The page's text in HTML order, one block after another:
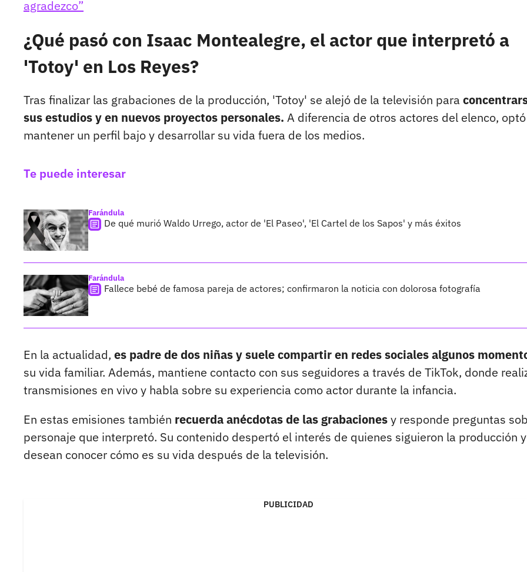
agradezco”
¿Qué pasó con Isaac Montealegre, el actor que interpretó a
'Totoy' en Los Reyes?
Tras finalizar las grabaciones de la producción, 'Totoy' se alejó de la televisión para
sus estudios y en nuevos proyectos personales. A diferencia de otros actores del elenco,
mantener un perfil bajo y desarrollar su vida fuera de los medios.
Te puede interesar
Farándula
De qué murió Waldo Urrego, actor de 'El Paseo', 'El Cartel de los Sapos' y más éxitos
Farándula
Fallece bebé de famosa pareja de actores; confirmaron la noticia con dolorosa fotografía
En la actualidad, es padre de dos niñas y suele compartir en redes sociales algunos
su vida familiar. Además, mantiene contacto con sus seguidores a través de TikTok, donde
transmisiones en vivo y habla sobre su experiencia como actor durante la infancia.
En estas emisiones también recuerda anécdotas de las grabacionesy responde preguntas
personaje que interpretó. Su contenido despertó el interés de quienes siguieron la producción y
desean conocer cómo es su vida después de la televisión.
PUBLICIDAD